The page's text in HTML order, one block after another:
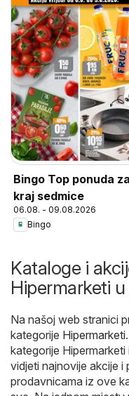
Bingo Top ponuda za
kraj sedmice
06.08. - 09.08.2026
Bingo
Kataloge i
Hipermarketi
Na našoj web stranici
kategorije Hipermarketi
kategorije
vidjeti najnovije akcije i
prodavnicama iz ove